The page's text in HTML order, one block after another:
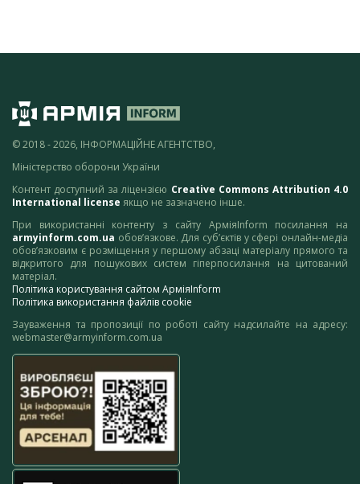
© 2018 - 2026, ІНФОРМАЦІЙНЕ АГЕНТСТВО,
Міністерство оборони України
Контент доступний за ліцензією Creative Commons Attribution 4.0
International license якщо не зазначено інше.
При використанні контенту з сайту АрміяInform посилання на
armyinform.com.ua обов’язкове. Для суб’єктів у сфері онлайн-медіа
обов’язковим є розміщення у першому абзаці матеріалу прямого та
відкритого для пошукових систем гіперпосилання на цитований
матеріал.
Політика користування сайтом АрміяInform
Політика використання файлів cookie
Зауваження та пропозиції по роботі сайту надсилайте на адресу:
webmaster@armyinform.com.ua